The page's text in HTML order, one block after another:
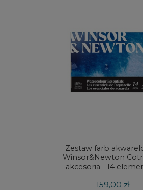
Zestaw farb
Winsor&Newton
akcesoria - 14
159,00 zł